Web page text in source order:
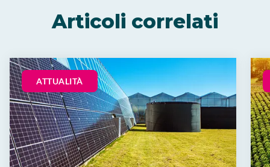
Articoli correlati
ATTUALITÀ